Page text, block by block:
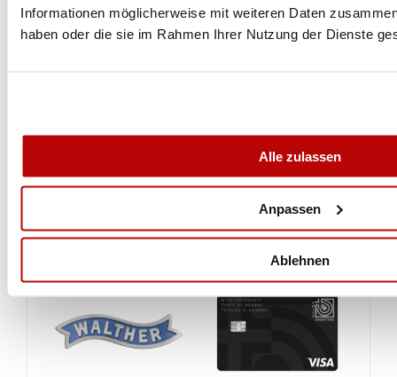
Informationen möglicherweise mit weiteren Daten
haben oder die sie im Rahmen Ihrer Nutzung der Dienste
Alle zulassen
Anpassen
Ablehnen